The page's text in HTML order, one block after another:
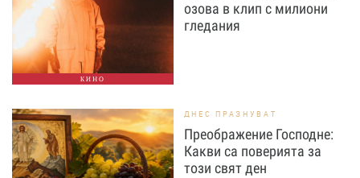
КИНО
озова в клип с милиони
гледания
ДНЕС ПРАЗНУВАТ
Преображение Господне:
Какви са поверията за
този свят ден